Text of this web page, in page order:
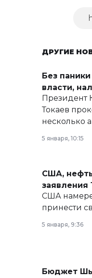
ДРУГИЕ
Без
власти,
Президент
Токаев
несколько
армии,
5 января, 10:15
США,
заявления
США
принести
5 января, 9:36
Бюджет